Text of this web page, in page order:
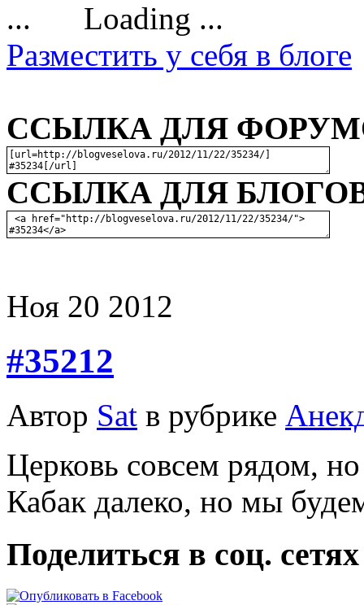
Loading ...
Разместить у себя в блоге
ССЫЛКА ДЛЯ
ССЫЛКА ДЛЯ БЛОГОВ
Ноя 20 2012
#35212
Автор Sat в рубрике
Церковь совсем рядом,
Кабак далеко, но мы
Поделиться в соц. сетях